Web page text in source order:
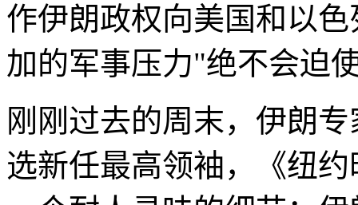
作伊朗政权向美国和以
加的军事压力"绝不会迫
刚刚过去的周末，伊朗
选新任最高领袖，《纽